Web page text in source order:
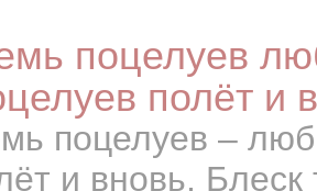
поцелуев
полёт и
поцелуев –
и вновь, Блеск